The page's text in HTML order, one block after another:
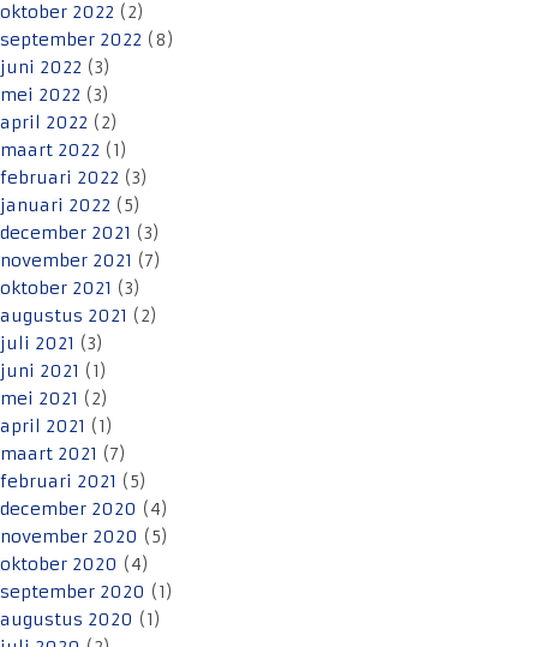
oktober 2022 (2)
september 2022 (8)
juni 2022 (3)
mei 2022 (3)
april 2022 (2)
maart 2022 (1)
februari 2022 (3)
januari 2022 (5)
december 2021 (3)
november 2021 (7)
oktober 2021 (3)
augustus 2021 (2)
juli 2021 (3)
juni 2021 (1)
mei 2021 (2)
april 2021 (1)
maart 2021 (7)
februari 2021 (5)
december 2020 (4)
november 2020 (5)
oktober 2020 (4)
september 2020 (1)
augustus 2020 (1)